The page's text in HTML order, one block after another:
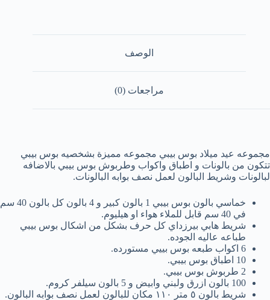
الوصف
مراجعات (0)
مجموعه عيد ميلاد بوس بيبي مجموعه مميزة بشخصيه بوس بيبي
تتكون من بالونات و اطباق واكواب وطربوش بوس بيبي بالاضافه
لبالونات وشريط البالون لعمل نصف بوابه البالونات.
خماسي بالون بوس بيبي 1 بالون كبير و 4 بالون كل بالون 40 سم
في 40 سم قابل للملاء هواء او هيليوم.
شريط هابي بيرزداي كل حرف بشكل من اشكال بوس بيبي
طباعه عاليه الجوده.
6 اكواب طبعه بوس بييي مستورده.
10 اطباق بوس بيبي.
2 طربوش بوس بيبي.
100 بالون ازرق ولبني وابيض و 5 بالون سيلفر كروم.
شريط بالون ٥ متر ١١٠ مكان للبالون لعمل نصف بوابه البالون.